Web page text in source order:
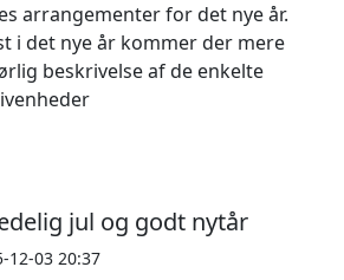
arrangementer for det nye år.
i det nye år kommer der mere
beskrivelse af de enkelte
jul og godt nytår
12-03 20:37